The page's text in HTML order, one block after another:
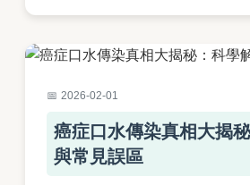
2026-02-01
癌症口水傳染真相大揭
與常見誤區